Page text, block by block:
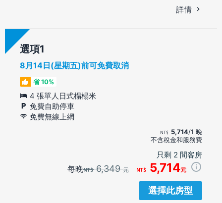
詳情
選項
8月14日(星期五)前可免費取消
省 10%
4 張單人日式榻榻米
免費自助停車
免費無線上網
5,714/1 晚
不含稅金和服務費
只剩 2 間客房
每晚 6,349元 5,714元
選擇此房型